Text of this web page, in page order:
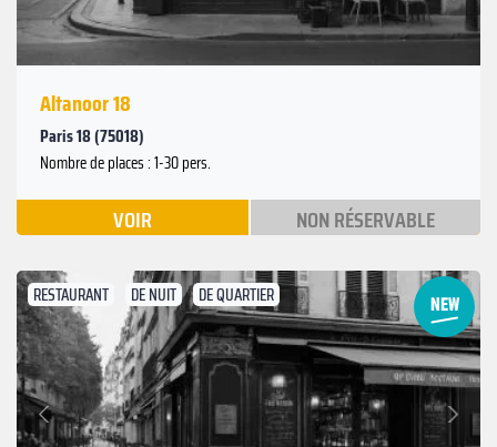
Altanoor 18
Paris 18 (75018)
Nombre de places : 1-30 pers.
VOIR NON RÉSERVABLE
RESTAURANT DE NUIT DE QUARTIER
Précédent
Suivant